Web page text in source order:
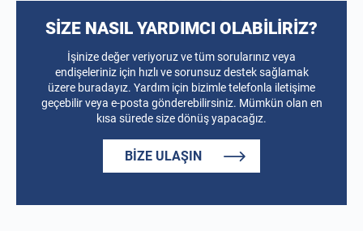
SİZE NASIL YARDIMCI OLABİLİRİZ?
İşinize değer veriyoruz ve tüm sorularınız veya
endişeleriniz için hızlı ve sorunsuz destek sağlamak
üzere buradayız. Yardım için bizimle telefonla iletişime
geçebilir veya e-posta gönderebilirsiniz. Mümkün olan en
kısa sürede size dönüş yapacağız.
BIZE ULAŞIN